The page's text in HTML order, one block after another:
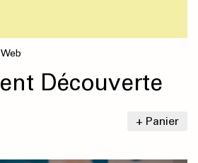
Découverte
+ Panier